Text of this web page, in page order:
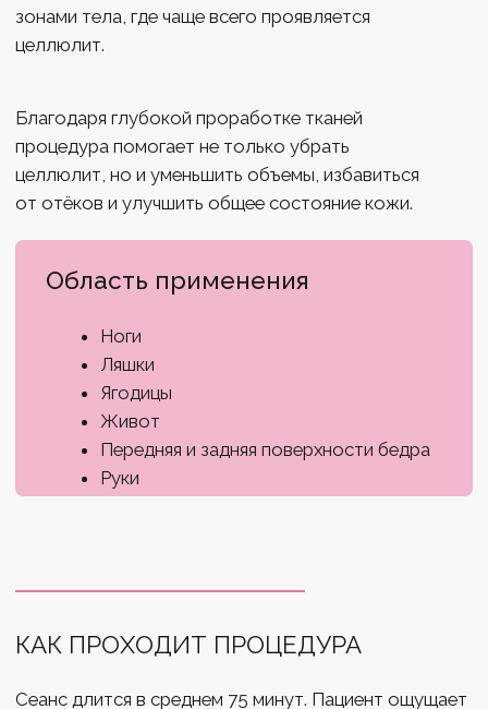
Записаться
КОНТАКТЫ
г. Зеленоград, Георгиевский пр., 33, корп. 6
+7 (499) 460-65-41
Онлайн-запись